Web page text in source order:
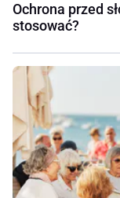
Ochrona przed
stosować?